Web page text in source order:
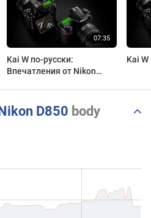
Kai W по-русски:
Впечатления от Nikon
D850 body